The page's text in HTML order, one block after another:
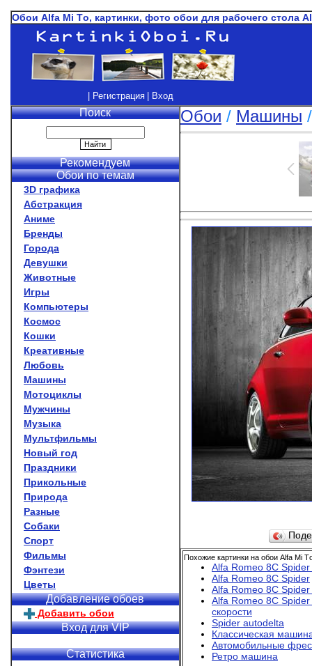
Обои Alfa Mi Тo, картинки, фото обои для рабочего стола
| Регистрация | Вход
Поиск
Рекомендуем
Обои по темам
3D графика
Абстракция
Аниме
Бренды
Города
Девушки
Животные
Игры
Компьютеры
Космос
Кошки
Креативные
Любовь
Машины
Мотоциклы
Мужчины
Музыка
Мультфильмы
Новый год
Праздники
Прикольные
Природа
Разные
Собаки
Спорт
Фильмы
Фэнтези
Цветы
Добавление обоев
Добавить обои
Вход для VIP
Статистика
Обои / Машины
Похожие картинки на обои Alfa Mi
Alfa Romeo 8C
Alfa Romeo 8C Spider
Alfa Romeo 8C
Alfa Romeo 8C
скорости
Spider autodelta
Классическая
Автомобильные
Ретро машина